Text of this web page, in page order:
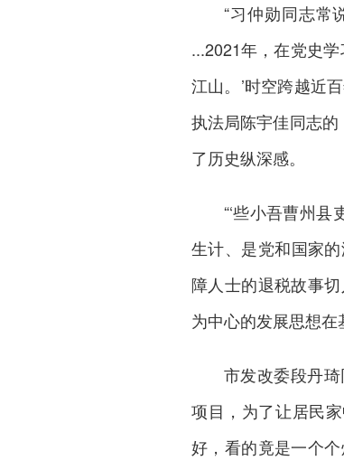
“习仲勋同志常
...2021年，在党史
江山。’时空跨越近
执法局陈宇佳同志的
了历史纵深感。
“‘些小吾曹州
生计、是党和国家
障人士的退税故事
为中心的发展思想在
市发改委段丹
项目，为了让居民
好，看的竟是一个